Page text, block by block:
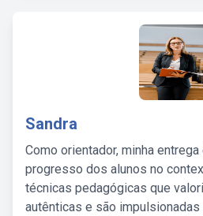
Sandra
Como orientador, minha
progresso dos alunos no
técnicas pedagógicas que
autênticas e são